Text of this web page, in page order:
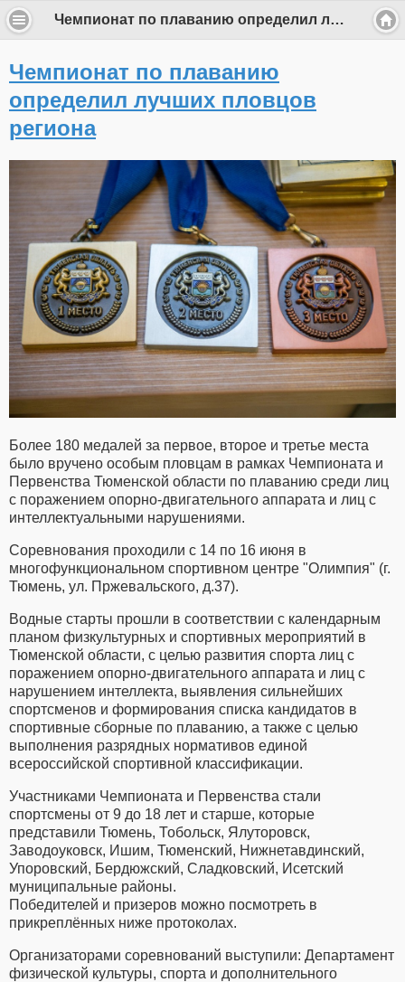
Чемпионат по плаванию определил лучших пловцов региона
Чемпионат по плаванию
определил лучших пловцов
региона
Более 180 медалей за первое, второе и третье места
было вручено особым пловцам в рамках Чемпионата и
Первенства Тюменской области по плаванию среди лиц
с поражением опорно-двигательного аппарата и лиц с
интеллектуальными нарушениями.
Соревнования проходили с 14 по 16 июня в
многофункциональном спортивном центре "Олимпия" (г.
Тюмень, ул. Пржевальского, д.37).
Водные старты прошли в соответствии с календарным
планом физкультурных и спортивных мероприятий в
Тюменской области, с целью развития спорта лиц с
поражением опорно-двигательного аппарата и лиц с
нарушением интеллекта, выявления сильнейших
спортсменов и формирования списка кандидатов в
спортивные сборные по плаванию, а также с целью
выполнения разрядных нормативов единой
всероссийской спортивной классификации.
Участниками Чемпионата и Первенства стали
спортсмены от 9 до 18 лет и старше, которые
представили Тюмень, Тобольск, Ялуторовск,
Заводоуковск, Ишим, Тюменский, Нижнетавдинский,
Упоровский, Бердюжский, Сладковский, Исетский
муниципальные районы.
Победителей и призеров можно посмотреть в
прикреплённых ниже протоколах.
Организаторами соревнований выступили: Департамент
физической культуры, спорта и дополнительного